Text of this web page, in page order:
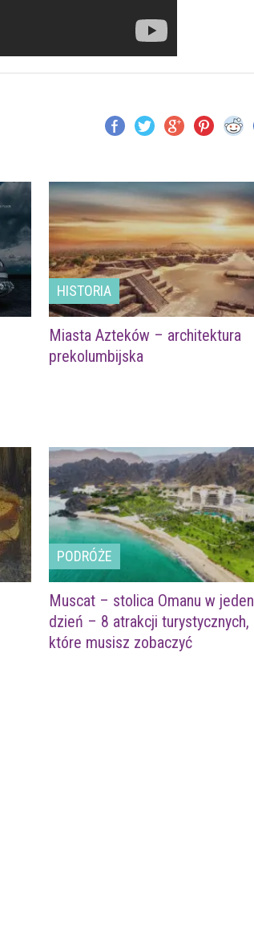
HISTORIA
Miasta Azteków – architektura
prekolumbijska
PODRÓŻE
Muscat – stolica Omanu w jeden
dzień – 8 atrakcji turystycznych,
które musisz zobaczyć